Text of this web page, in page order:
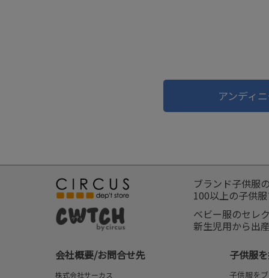
アンディ
ブランド子供服
100以上の子供服
ベビー服のセレ
新生児用から出
会社概要/お問合せ先
株式会社サーカス
子供服
子供服を